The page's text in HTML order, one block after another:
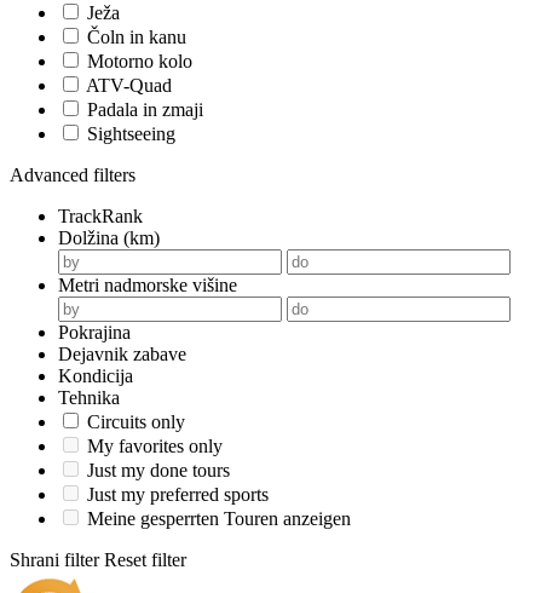
Ježa
Čoln in kanu
Motorno kolo
ATV-Quad
Padala in zmaji
Sightseeing
Advanced filters
TrackRank
Dolžina (km)
Metri nadmorske višine
Pokrajina
Dejavnik zabave
Kondicija
Tehnika
Circuits only
My favorites only
Just my done tours
Just my preferred sports
Meine gesperrten Touren anzeigen
Shrani filter Reset filter